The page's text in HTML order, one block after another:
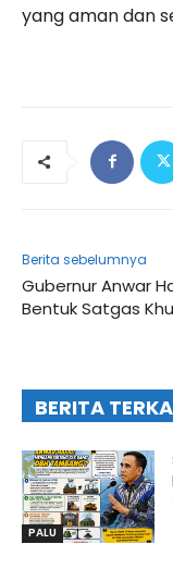
yang aman dan
Berita sebelumnya
Gubernur Anwar
Bentuk Satgas
BERITA
PALU